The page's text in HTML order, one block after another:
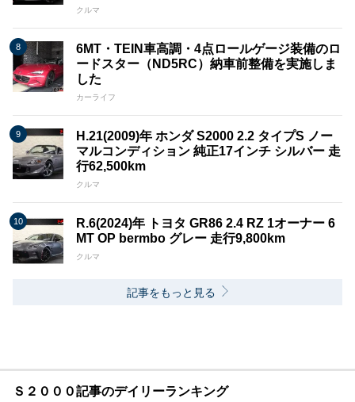
クルマ
6MT・TEIN車高調・4点ロールゲージ装備のロ
ードスター（ND5RC）納車前整備を実施しま
した
カーライフ
H.21(2009)年 ホンダ S2000 2.2 タイプS ノー
マルコンディション 純正17インチ シルバー 走
行62,500km
クルマ
R.6(2024)年 トヨタ GR86 2.4 RZ 1オーナー 6
MT OP bermbo グレー 走行9,800km
クルマ
記事をもっと見る
Ｓ２０００記事のデイリーランキング